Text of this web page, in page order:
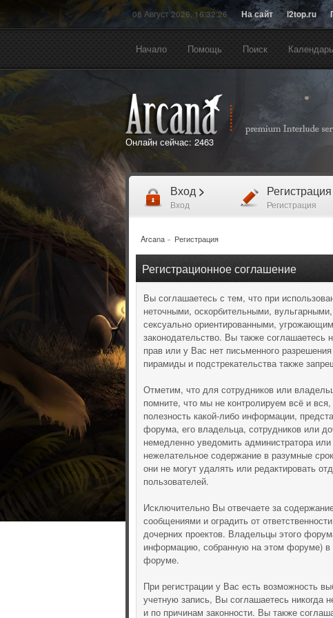
08 Август 2026, 16:32:26 На сайт l2top.ru
Начало Помощь Поиск Календарь
Онлайн сейчас: 2463
Вход >
Вход
Регистрация
Регистрация
Arcana» Регистрация
Регистрационное соглашение
Вы соглашаетесь с тем, что при
неточными, оскорбительными,
сексуально ориентированными,
законодательство. Вы также
прав или у Вас нет письменного
пирамиды и подстрекательства также
Отметим, что для сотрудников или
помните, что мы не контролируем всё и
полезность какой-либо информации,
форума, его владельца, сотрудников или
немедленно уведомить администратора
нежелательное содержание в разумные
они не могут удалять или редактировать
пользователей.
Исключительно Вы отвечаете за
сообщениями и оградить от
дочерних проектов. Владельцы этого
информацию, собранную на этом форуме) в
форуме.
При регистрации у Вас есть возможность
учетную запись, Вы соглашаетесь никогда
и по причинам законности. Вы также